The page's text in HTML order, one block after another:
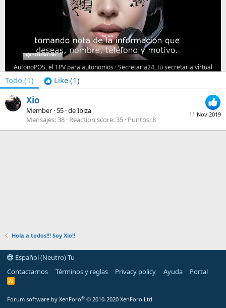
AutonoPOS, el TPV para autonomos ·Secretaria24, tu secretaria virtual
Todo (1) Like (1)
11 Nov 2019
Xio
Member ·55 ·deIbiza
Mensajes 38 Reaction score 35 Puntos 8
Hola a todos!!! Soy Xio!!
Español (Neutro) Tu
Contactarnos
Términos y reglas Privacy policy Ayuda Portal
R
Forum software by XenForo® © 2010-2020 XenForo Ltd.